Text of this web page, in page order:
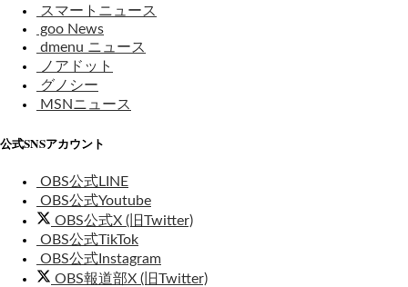
スマートニュース
goo News
dmenu ニュース
ノアドット
グノシー
MSNニュース
公式SNSアカウント
OBS公式LINE
OBS公式Youtube
OBS公式X (旧Twitter)
OBS公式TikTok
OBS公式Instagram
OBS報道部X (旧Twitter)